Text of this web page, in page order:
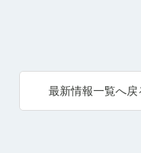
最新情報一覧へ戻